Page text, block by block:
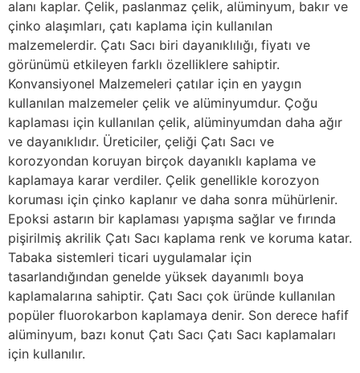
alanı kaplar. Çelik, paslanmaz çelik, alüminyum, bakır ve
çinko alaşımları, çatı kaplama için kullanılan
malzemelerdir. Çatı Sacı biri dayanıklılığı, fiyatı ve
görünümü etkileyen farklı özelliklere sahiptir.
Konvansiyonel Malzemeleri çatılar için en yaygın
kullanılan malzemeler çelik ve alüminyumdur. Çoğu
kaplaması için kullanılan çelik, alüminyumdan daha ağır
ve dayanıklıdır. Üreticiler, çeliği Çatı Sacı ve
korozyondan koruyan birçok dayanıklı kaplama ve
kaplamaya karar verdiler. Çelik genellikle korozyon
koruması için çinko kaplanır ve daha sonra mühürlenir.
Epoksi astarın bir kaplaması yapışma sağlar ve fırında
pişirilmiş akrilik Çatı Sacı kaplama renk ve koruma katar.
Tabaka sistemleri ticari uygulamalar için
tasarlandığından genelde yüksek dayanımlı boya
kaplamalarına sahiptir. Çatı Sacı çok üründe kullanılan
popüler fluorokarbon kaplamaya denir. Son derece hafif
alüminyum, bazı konut Çatı Sacı Çatı Sacı kaplamaları
için kullanılır.